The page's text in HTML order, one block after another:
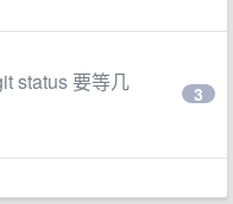
status 要等几
3